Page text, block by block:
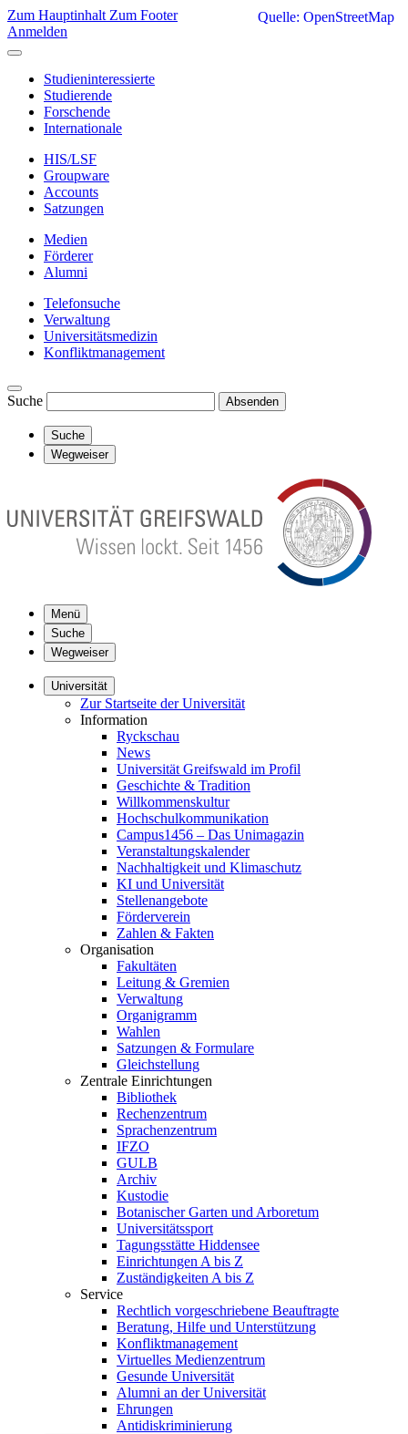
Zum Hauptinhalt Zum Footer
Anmelden
Studieninteressierte
Studierende
Forschende
Internationale
HIS/LSF
Groupware
Accounts
Satzungen
Medien
Förderer
Alumni
Telefonsuche
Verwaltung
Universitätsmedizin
Konfliktmanagement
Suche Absenden
Suche
Wegweiser
Menü
Suche
Wegweiser
Universität
Zur Startseite der Universität
Information
Ryckschau
News
Universität Greifswald im Profil
Geschichte & Tradition
Willkommenskultur
Hochschulkommunikation
Campus1456 – Das Unimagazin
Veranstaltungskalender
Nachhaltigkeit und Klimaschutz
KI und Universität
Stellenangebote
Förderverein
Zahlen & Fakten
Organisation
Fakultäten
Leitung & Gremien
Verwaltung
Organigramm
Wahlen
Satzungen & Formulare
Gleichstellung
Zentrale Einrichtungen
Bibliothek
Rechenzentrum
Sprachenzentrum
IFZO
GULB
Archiv
Kustodie
Botanischer Garten und Arboretum
Universitätssport
Tagungsstätte Hiddensee
Einrichtungen A bis Z
Zuständigkeiten A bis Z
Service
Rechtlich vorgeschriebene Beauftragte
Beratung, Hilfe und Unterstützung
Konfliktmanagement
Virtuelles Medienzentrum
Gesunde Universität
Alumni an der Universität
Ehrungen
Antidiskriminierung
Quelle: OpenStreetMap